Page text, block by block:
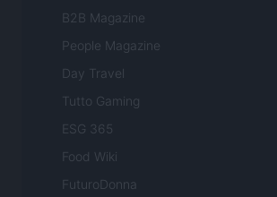
B2B Magazine
People Magazine
Day Travel
Tutto Gaming
ESG 365
Food Wiki
FuturoDonna